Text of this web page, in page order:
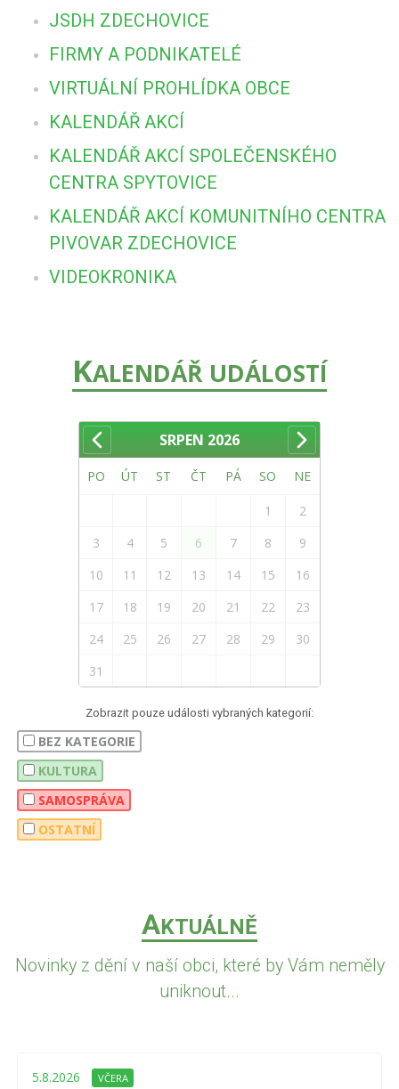
JSDH ZDECHOVICE
FIRMY A PODNIKATELÉ
VIRTUÁLNÍ PROHLÍDKA OBCE
KALENDÁŘ AKCÍ
KALENDÁŘ AKCÍ SPOLEČENSKÉHO
CENTRA SPYTOVICE
KALENDÁŘ AKCÍ KOMUNITNÍHO CENTRA
PIVOVAR ZDECHOVICE
VIDEOKRONIKA
KALENDÁŘ UDÁLOSTÍ
SRPEN 2026
PO ÚT ST ČT PÁ SO NE
1
2
3
4 5 6 7 8
9
10
11 12 13 14 15
16
17
18 19 20 21 22
23
24
25 26 27 28 29
30
31
Zobrazit pouze události vybraných kategorií:
BEZ KATEGORIE
KULTURA
SAMOSPRÁVA
OSTATNÍ
AKTUÁLNĚ
Novinky z dění v naší obci, které by Vám neměly
uniknout...
5.8.2026 VČERA